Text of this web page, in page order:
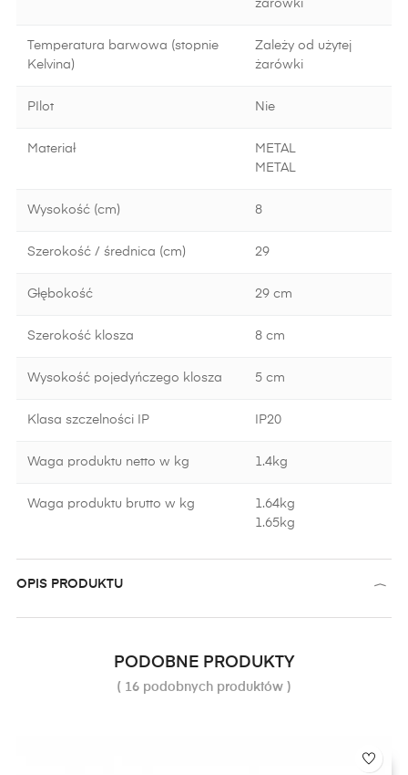
żarówki
Temperatura barwowa (stopnie
Kelvina)
Zależy od użytej
żarówki
PIlot Nie
Materiał
METAL
METAL
Wysokość (cm) 8
Szerokość / średnica (cm) 29
Głębokość 29 cm
Szerokość klosza 8 cm
Wysokość pojedyńczego klosza 5 cm
Klasa szczelności IP IP20
Waga produktu netto w kg 1.4kg
Waga produktu brutto w kg
1.64kg
1.65kg
OPIS PRODUKTU
PODOBNE PRODUKTY
( 16 podobnych produktów )